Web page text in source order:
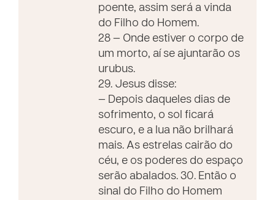
poente, assim será a vinda
do Filho do Homem.
28 — Onde estiver o corpo de
um morto, aí se ajuntarão os
urubus.
29. Jesus disse:
— Depois daqueles dias de
sofrimento, o sol ficará
escuro, e a lua não brilhará
mais. As estrelas cairão do
céu, e os poderes do espaço
serão abalados. 30. Então o
sinal do Filho do Homem